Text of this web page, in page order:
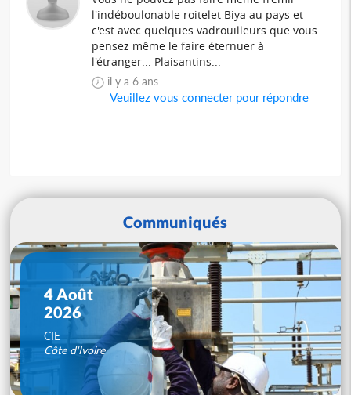
l'indéboulonable roitelet Biya au pays et
c'est avec quelques vadrouilleurs que vous
pensez même le faire éternuer à
l'étranger... Plaisantins...
il y a 6 ans
Veuillez vous connecter pour répondre
Communiqués
4 Août
2026
CIE
Côte d'Ivoire